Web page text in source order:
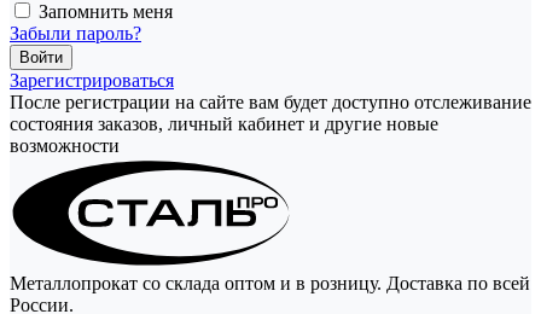
Запомнить меня
Забыли пароль?
Зарегистрироваться
После регистрации на сайте вам будет доступно отслеживание
состояния заказов, личный кабинет и другие новые
возможности
Металлопрокат со склада оптом и в розницу. Доставка по всей
России.